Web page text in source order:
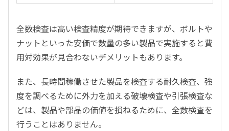
全数検査は高い検査精度が期待できますが、ボルトや
ナットといった安価で数量の多い製品で実施すると費
用対効果が見合わないデメリットもあります。
また、長時間稼働させた製品を検査する耐久検査、強
度を調べるために外力を加える破壊検査や引張検査な
どは、製品や部品の価値を損ねるために、全数検査を
行うことはありません。